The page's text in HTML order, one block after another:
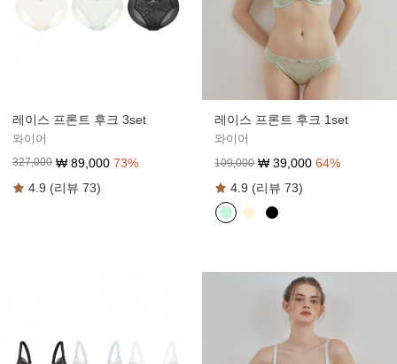
레이스 프론트 후크 3set
와이어
327,000 ₩ 89,000 73%
4.9 (리뷰 73)
레이스 프론트 후크 1set
와이어
109,000 ₩39,000 64%
4.9 (리뷰 73)